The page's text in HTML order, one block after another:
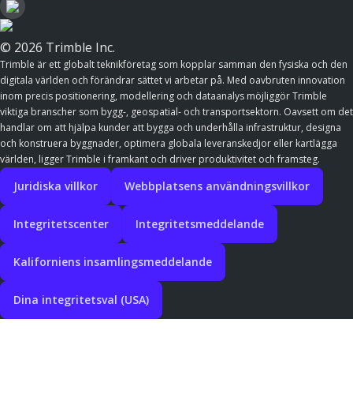
© 2026 Trimble Inc.
Trimble är ett globalt teknikföretag som kopplar samman den fysiska och den
digitala världen och förändrar sättet vi arbetar på. Med oavbruten innovation
inom precis positionering, modellering och dataanalys möjliggör Trimble
viktiga branscher som bygg-, geospatial- och transportsektorn. Oavsett om det
handlar om att hjälpa kunder att bygga och underhålla infrastruktur, designa
och konstruera byggnader, optimera globala leveranskedjor eller kartlägga
världen, ligger Trimble i framkant och driver produktivitet och framsteg.
Juridiska villkor Webbplatsens användningsvillkor
Integritetscenter Integritetsmeddelande
Kaliforniens insamlingsmeddelande
Dina integritetsval (USA)